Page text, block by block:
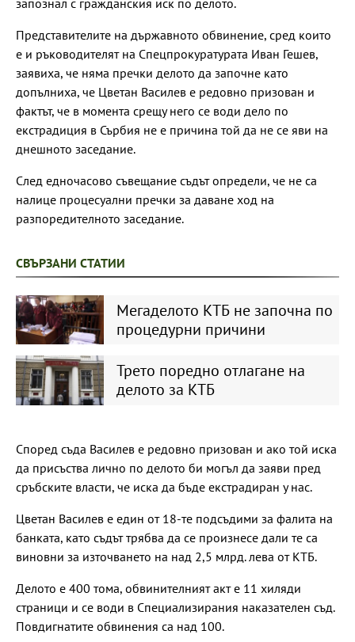
Представителите на държавното обвинение, сред които
е и ръководителят на Спецпрокуратурата Иван Гешев,
заявиха, че няма пречки делото да започне като
допълниха, че Цветан Василев е редовно призован и
фактът, че в момента срещу него се води дело по
екстрадиция в Сърбия не е причина той да не се яви на
днешното заседание.
След едночасово съвещание съдът определи, че не са
налице процесуални пречки за даване ход на
разпоредителното заседание.
СВЪРЗАНИ СТАТИИ
Мегаделото КТБ не започна по
процедурни причини
Трето поредно отлагане на
делото за КТБ
Според съда Василев е редовно призован и ако той иска
да присъства лично по делото би могъл да заяви пред
сръбските власти, че иска да бъде екстрадиран у нас.
Цветан Василев е един от 18-те подсъдими за фалита на
банката, като съдът трябва да се произнесе дали те са
виновни за източването на над 2,5 млрд. лева от КТБ.
Делото е 400 тома, обвинителният акт е 11 хиляди
страници и се води в Специализирания наказателен съд.
Повдигнатите обвинения са над 100.